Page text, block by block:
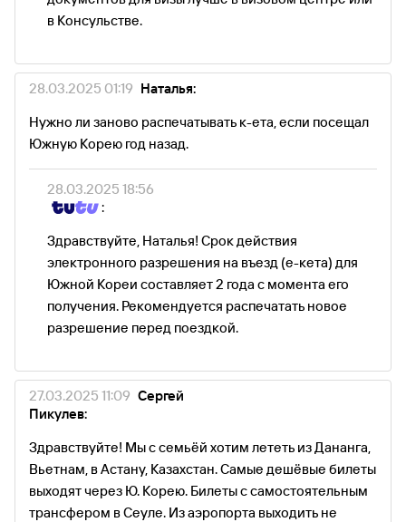
в Консульстве.
28.03.2025 01:19 Наталья:
Нужно ли заново распечатывать к-ета, если посещал
Южную Корею год назад.
28.03.2025 18:56
:
Здравствуйте, Наталья! Срок действия
электронного разрешения на въезд (е-кета) для
Южной Кореи составляет 2 года с момента его
получения. Рекомендуется распечатать новое
разрешение перед поездкой.
27.03.2025 11:09 Сергей
Пикулев:
Здравствуйте! Мы с семьёй хотим лететь из Дананга,
Вьетнам, в Астану, Казахстан. Самые дешёвые билеты
выходят через Ю. Корею. Билеты с самостоятельным
трансфером в Сеуле. Из аэропорта выходить не